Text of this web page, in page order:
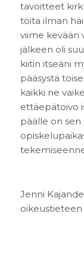
tavoitteet
töitä ilman
viime kevään
jälkeen oli
kiitin itseäni
pääsystä
kaikki ne
ettäepätoivo
päälle on sen
Jenni
oikeustieteen